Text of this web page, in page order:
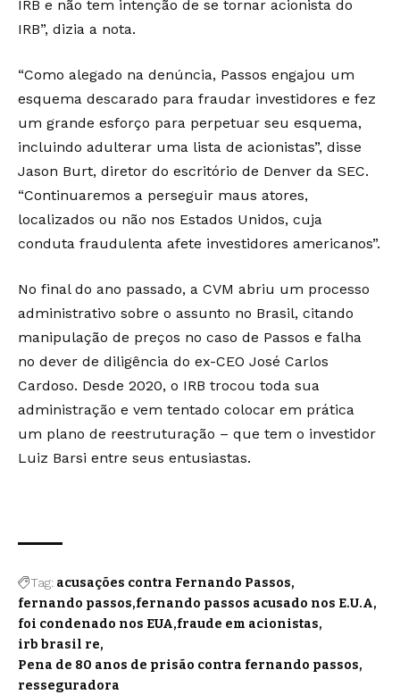
IRB e não tem intenção de se tornar acionista do
IRB”, dizia a nota.
“Como alegado na denúncia, Passos engajou um
esquema descarado para fraudar investidores e fez
um grande esforço para perpetuar seu esquema,
incluindo adulterar uma lista de acionistas”, disse
Jason Burt, diretor do escritório de Denver da SEC.
“Continuaremos a perseguir maus atores,
localizados ou não nos Estados Unidos, cuja
conduta fraudulenta afete investidores americanos”.
No final do ano passado, a CVM abriu um processo
administrativo sobre o assunto no Brasil, citando
manipulação de preços no caso de Passos e falha
no dever de diligência do ex-CEO José Carlos
Cardoso. Desde 2020, o IRB trocou toda sua
administração e vem tentado colocar em prática
um plano de reestruturação – que tem o investidor
Luiz Barsi entre seus entusiastas.
Tag: acusações contra Fernando Passos
fernando passos fernando passos acusado nos E.U.A
foi condenado nos EUA fraude em acionistas
irb brasil re
Pena de 80 anos de prisão contra fernando passos
resseguradora